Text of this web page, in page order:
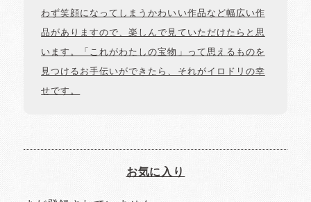
わず笑顔になってしまうかわいい作品など幅広い作
品がありますので、楽しんで見ていただけたらと思
います。「これがわたしの宝物」って思えるものを
見つけるお手伝いができたら、それがイロドリの幸
せです。
お気に入り